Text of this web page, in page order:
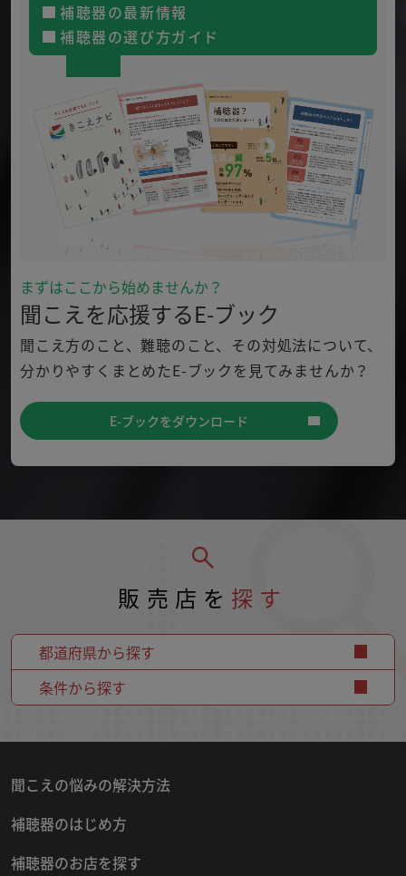
まずはここから始めませんか？
聞こえを応援するE-ブック
聞こえ方のこと、難聴のこと、その対処法について、
分かりやすくまとめたE-ブックを見てみませんか？
E-ブックをダウンロード
補聴器の最新情報
補聴器の選び方ガイド
販売店を 探す
都道府県から探す
条件から探す
聞こえの悩みの解決方法
補聴器のはじめ方
補聴器のお店を探す